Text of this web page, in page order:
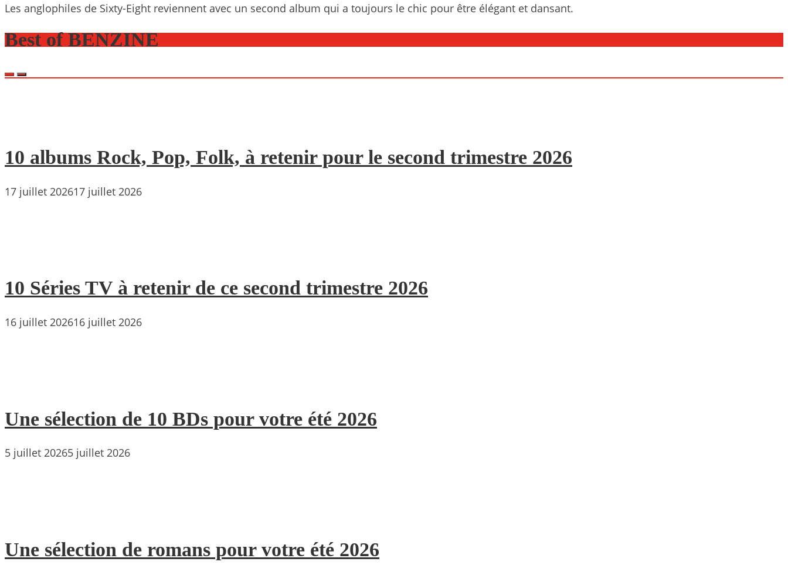
Les anglophiles de Sixty-Eight reviennent avec un second album qui a toujours le chic pour être élégant et dansant.
Best of BENZINE
10 albums Rock, Pop, Folk, à retenir pour le second trimestre 2026
17 juillet 202617 juillet 2026
10 Séries TV à retenir de ce second trimestre 2026
16 juillet 202616 juillet 2026
Une sélection de 10 BDs pour votre été 2026
5 juillet 20265 juillet 2026
Une sélection de romans pour votre été 2026